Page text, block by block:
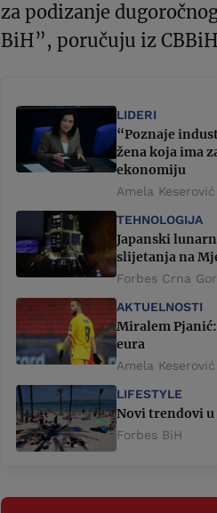
za podizanje
BiH”, poručuju iz
LIDERI
“Poznaje
žena koja ima
ekonomiju
Amela
TEHNOLOGIJA
Japanski
slijetanja na
Forbes Crna
AKTUELNOSTI
Miralem
eura
Amela
LIFESTYLE
Novi trendovi
Forbes BiH